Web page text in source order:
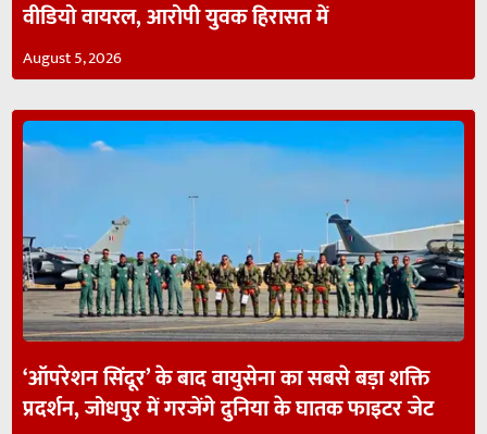
वीडियो वायरल, आरोपी युवक हिरासत में
August 5, 2026
‘ऑपरेशन सिंदूर’ के बाद वायुसेना का सबसे बड़ा शक्ति
प्रदर्शन, जोधपुर में गरजेंगे दुनिया के घातक फाइटर जेट